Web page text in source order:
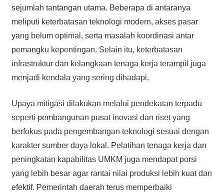
sejumlah tantangan utama. Beberapa di antaranya
meliputi keterbatasan teknologi modern, akses pasar
yang belum optimal, serta masalah koordinasi antar
pemangku kepentingan. Selain itu, keterbatasan
infrastruktur dan kelangkaan tenaga kerja terampil juga
menjadi kendala yang sering dihadapi.
Upaya mitigasi dilakukan melalui pendekatan terpadu
seperti pembangunan pusat inovasi dan riset yang
berfokus pada pengembangan teknologi sesuai dengan
karakter sumber daya lokal. Pelatihan tenaga kerja dan
peningkatan kapabilitas UMKM juga mendapat porsi
yang lebih besar agar rantai nilai produksi lebih kuat dan
efektif. Pemerintah daerah terus memperbaiki